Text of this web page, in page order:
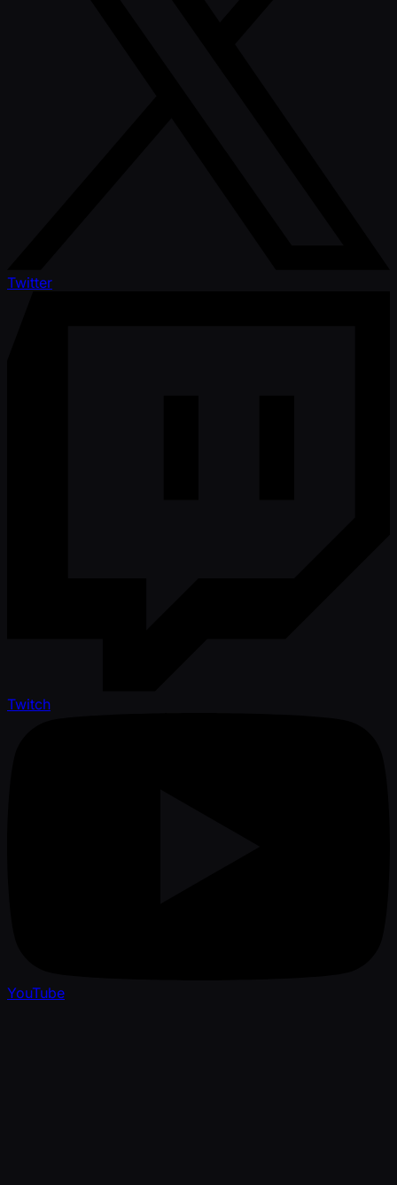
Twitter
Twitch
YouTube